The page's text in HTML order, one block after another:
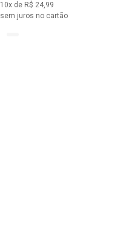
10x de R$ 24,99
sem juros no cartão